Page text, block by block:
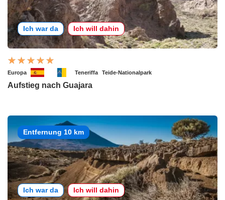
Ich war da Ich will dahin
Europa Teneriffa Teide-Nationalpark
Aufstieg nach Guajara
Entfernung 10 km
Ich war da Ich will dahin